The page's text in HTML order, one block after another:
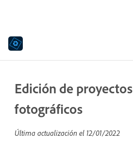
Edición de proyectos
fotográficos
Última actualización el 12/01/2022